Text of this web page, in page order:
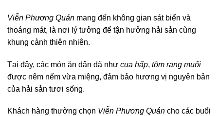
Viễn Phương Quán mang đến không gian sát biển và
thoáng mát, là nơi lý tưởng để tận hưởng hải sản cùng
khung cảnh thiên nhiên.
Tại đây, các món ăn dân dã như cua hấp, tôm rang muối
được nêm nếm vừa miệng, đảm bảo hương vị nguyên bản
của hải sản tươi sống.
Khách hàng thường chọn Viễn Phương Quán cho các buổi